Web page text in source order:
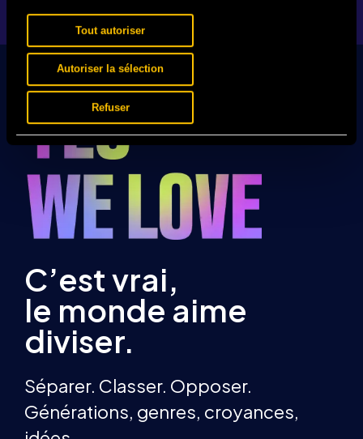
Tout autoriser
Autoriser la sélection
Refuser
… 89
C’est vrai,
le monde aime
diviser.
Séparer. Classer. Opposer.
Générations, genres, croyances,